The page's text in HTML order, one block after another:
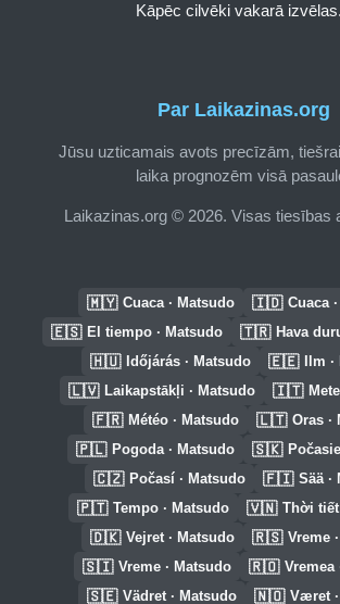
Par Laikazinas.org
Jūsu uzticamais avots precīzām,
laika prognozēm visā
Laikazinas.org © 2026. Visas tiesības
Kāpēc cilvēki vakarā
🇲🇾 Cuaca · Matsudo 🇮🇩 Cuaca
🇪🇸 El tiempo · Matsudo 🇹🇷 Hava
🇭🇺 Időjárás · Matsudo 🇪🇪 Ilm
🇱🇻 Laikapstākļi · Matsudo 🇮🇹
🇫🇷 Météo · Matsudo 🇱🇹 Oras ·
🇵🇱 Pogoda · Matsudo 🇸🇰
🇨🇿 Počasí · Matsudo 🇫🇮 Sää ·
🇵🇹 Tempo · Matsudo 🇻🇳 Thời tiết
🇩🇰 Vejret · Matsudo 🇷🇸 Vreme
🇸🇮 Vreme · Matsudo 🇷🇴 Vremea
🇸🇪 Vädret · Matsudo 🇳🇴 Været